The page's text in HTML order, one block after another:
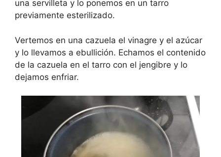
una servilleta y lo ponemos en un tarro
previamente esterilizado.
Vertemos en una cazuela el vinagre y el azúcar
y lo llevamos a ebullición. Echamos el contenido
de la cazuela en el tarro con el jengibre y lo
dejamos enfriar.